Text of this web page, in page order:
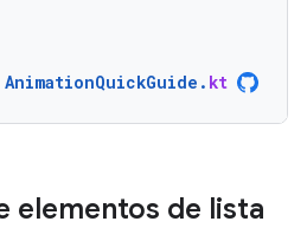
AnimationQuickGuide . kt
elementos de lista